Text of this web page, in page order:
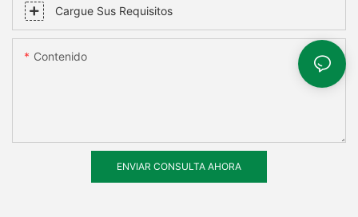
Cargue Sus Requisitos
Contenido
ENVIAR CONSULTA AHORA